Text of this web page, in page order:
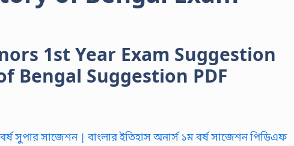
1st Year Exam Suggestion
Bengal Suggestion PDF